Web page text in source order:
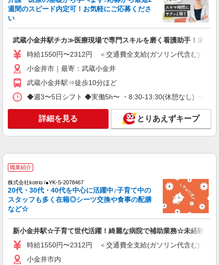
経験不問・資格不問◎
【正社員】月給240,000〜400,000円 ・基本
給：200,000円〜220,000円 ・資格手当：10,000〜
30,000円 ・役職手当：10,000〜70,000円 ・処遇改
善手当：20,000〜60,000円（勤続年数、保有資格
により変動） ・固定残業手当：20,000円（10時
間） ※固定残業時間を超過する場合には超過勤務
手当として別途支給 ・夜勤手当：10,000円/1回
（上記給与とは別に支給） 下記資格をお持ちの方
者研修 ・介護福祉士 など
小金井市 ※最寄り駅：東小金井
派遣社員
（株）ウィルオブ・ワークCW 立川支店/ms130501
時給1500円 ◆前払い・日払い・週払いOK
東京都小金井市
キープ 詳細を見る
株式会社kotrio /●TC-H-1883045
【武蔵小金井駅近く】病院でシーツ交換や備品
管理など★看護助手
時給1600円〜2250円 ＜日払い有/週払い有/交
通費全支給(ガソリン代含む)＞
キープ
週間のスピード内定可！お気軽にご応募くださ
い
武蔵小金井駅チカ≫医療現場で専門スキルを磨く看護助手！未経
時給1550円〜2312円 ＜交通費全支給(ガソリン代含む)＞
小金井市｜最寄：武蔵小金井
武蔵小金井駅⇒徒歩10分ほど
◆週3〜5日シフト ◆実働5h〜 ・8:30-13:30(休憩なし) ・
詳細を見る とりあえずキープ
職業紹介
株式会社kotrio /●YK-S-2078467
20代・30代・40代を中心に活躍中♪子育て中の
スタッフも多く在籍◎シーツ交換や食事の配膳
など☆
新小金井駅☆子育て世代活躍！綺麗な病院で補助業務☆未経験OK♪
時給1550円〜2312円 ＜交通費全支給(ガソリン代含む)＞
小金井市内